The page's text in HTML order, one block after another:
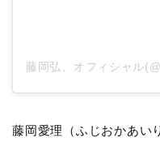
藤岡愛理（ふじおかあい